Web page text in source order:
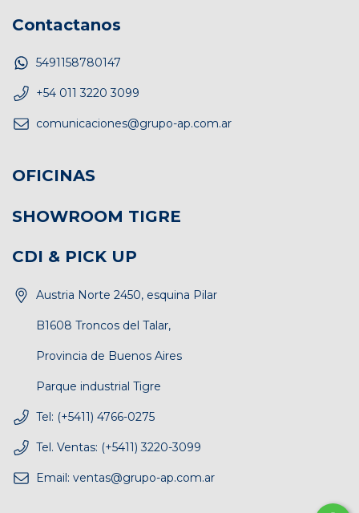
Contactanos
5491158780147
+54 011 3220 3099
comunicaciones@grupo-ap.com.ar
OFICINAS
SHOWROOM TIGRE
CDI & PICK UP
Austria Norte 2450, esquina Pilar
B1608 Troncos del Talar,
Provincia de Buenos Aires
Parque industrial Tigre
Tel: (+5411) 4766-0275
Tel. Ventas: (+5411) 3220-3099
Email: ventas@grupo-ap.com.ar